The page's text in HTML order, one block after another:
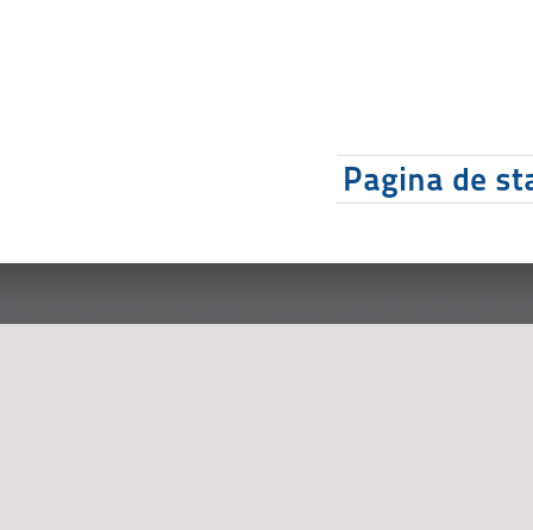
Pagina de